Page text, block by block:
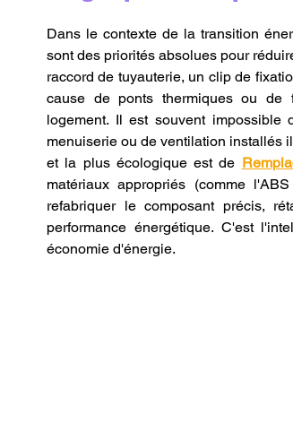
Bambu Lab X2D fusion 360 fusion
Dans le contexte de la transition
sont des priorités absolues pour
raccord de tuyauterie, un clip de
cause de ponts thermiques ou de
logement. Il est souvent
menuiserie ou de ventilation installés
et la plus écologique est de
matériaux appropriés (comme
refabriquer le composant précis,
performance énergétique. C'est
économie d'énergie.